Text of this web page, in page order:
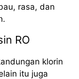
rasa, dan
RO
klorin
itu juga